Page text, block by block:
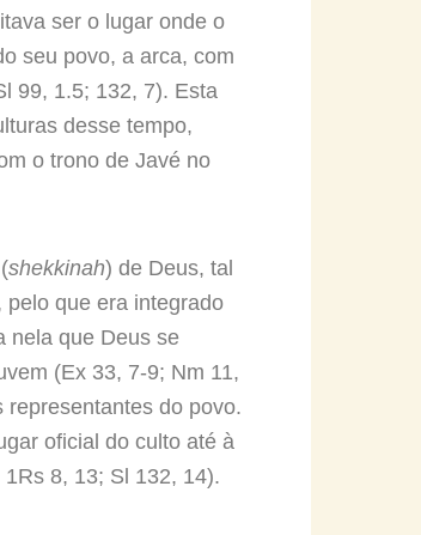
ser o lugar onde o
seu povo, a arca, com
99, 1.5; 132, 7). Esta
desse tempo,
o trono de Javé no
shekkinah) de Deus, tal
que era integrado
nela que Deus se
(Ex 33, 7-9; Nm 11,
do povo.
oficial do culto até à
1Rs 8, 13; Sl 132, 14).